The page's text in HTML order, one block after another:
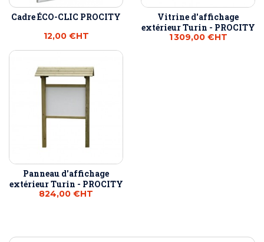
Cadre ÉCO-CLIC PROCITY
12,00 €HT
Vitrine d'affichage
extérieur Turin - PROCITY
1 309,00 €HT
Panneau d'affichage
extérieur Turin - PROCITY
824,00 €HT